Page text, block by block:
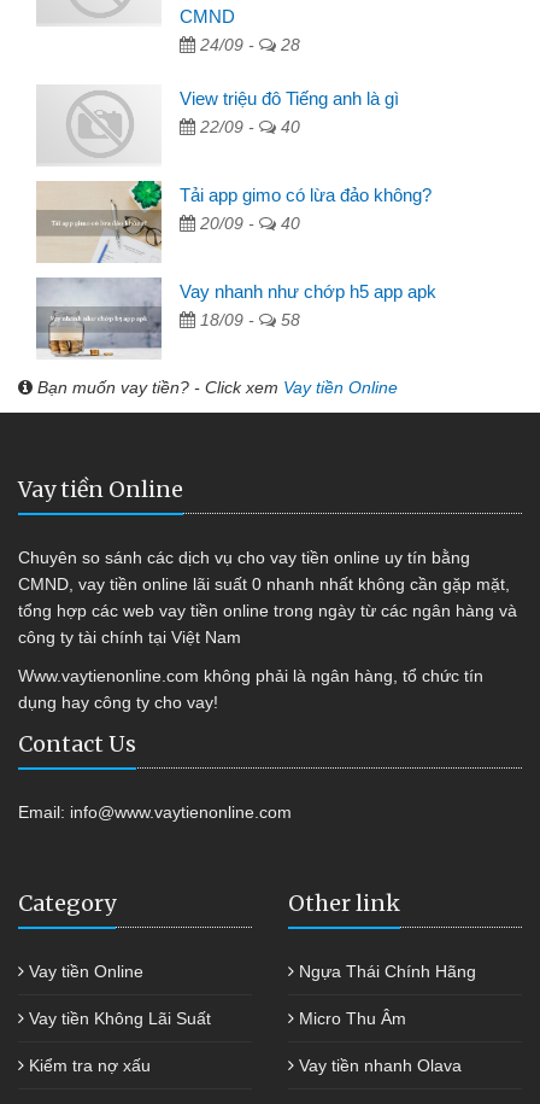
CMND
24/09 - 28
View triệu đô Tiếng anh là gì
22/09 - 40
Tải app gimo có lừa đảo không?
20/09 - 40
Vay nhanh như chớp h5 app apk
18/09 - 58
Bạn muốn vay tiền? - Click xem Vay tiền Online
Vay tiền Online
Chuyên so sánh các dịch vụ cho vay tiền online uy tín bằng
CMND, vay tiền online lãi suất 0 nhanh nhất không cần gặp mặt,
tổng hợp các web vay tiền online trong ngày từ các ngân hàng và
công ty tài chính tại Việt Nam
Www.vaytienonline.com không phải là ngân hàng, tổ chức tín
dụng hay công ty cho vay!
Contact Us
Email: info@www.vaytienonline.com
Category
Vay tiền Online
Vay tiền Không Lãi Suất
Kiểm tra nợ xấu
Other link
Ngựa Thái Chính Hãng
Micro Thu Âm
Vay tiền nhanh Olava